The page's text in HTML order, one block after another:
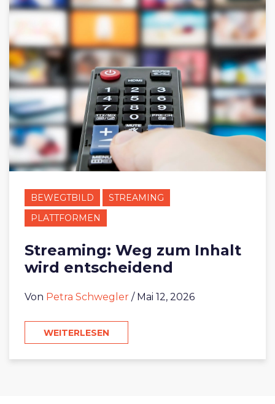
BEWEGTBILD
STREAMING
PLATTFORMEN
Streaming: Weg zum Inhalt
wird entscheidend
Von Petra Schwegler / Mai 12, 2026
WEITERLESEN